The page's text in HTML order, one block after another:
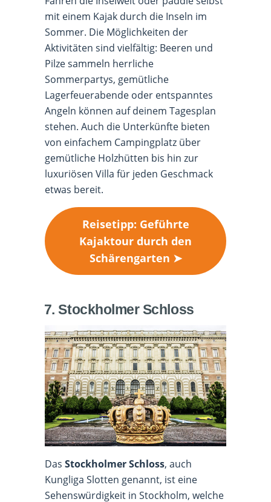
mit einem Kajak durch die Inseln im
Sommer. Die Möglichkeiten der
Aktivitäten sind vielfältig: Beeren und
Pilze sammeln herrliche
Sommerpartys, gemütliche
Lagerfeuerabende oder entspanntes
Angeln können auf deinem Tagesplan
stehen. Auch die Unterkünfte bieten
von einfachem Campingplatz über
gemütliche Holzhütten bis hin zur
luxuriösen Villa für jeden Geschmack
etwas bereit.
Reisetipp: Geführte
Kajaktour durch den
Schärengarten ➤
7. Stockholmer Schloss
Das Stockholmer Schloss, auch
Kungliga Slotten genannt, ist eine
Sehenswürdigkeit in Stockholm, welche